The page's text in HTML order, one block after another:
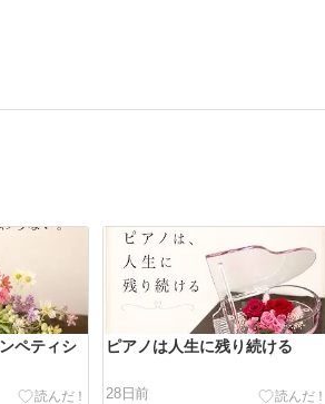
ペティシ
ピアノは人生に残り続ける
28日前